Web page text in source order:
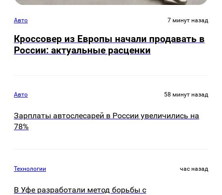
Авто 7 минут назад
Кроссовер из Европы начали продавать в
России: актуальные расценки
Авто 58 минут назад
Зарплаты автослесарей в России увеличились на
78%
Технологии час назад
В Уфе разработали метод борьбы с